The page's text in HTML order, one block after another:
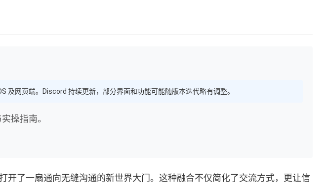
及网页端。Discord 持续更新，部分界面和功能可能随版本迭代略有调整。
操指南。
了一扇通向无缝沟通的新世界大门。这种融合不仅简化了交流方式，更让信